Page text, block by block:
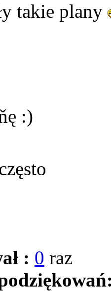
takie plany
:)
: 0 raz